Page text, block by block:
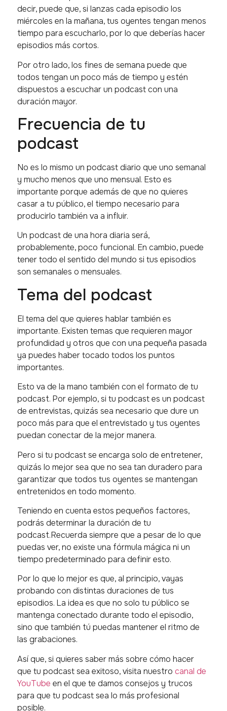
decir, puede que, si lanzas cada episodio los
miércoles en la mañana, tus oyentes tengan menos
tiempo para escucharlo, por lo que deberías hacer
episodios más cortos.
Por otro lado, los fines de semana puede que
todos tengan un poco más de tiempo y estén
dispuestos a escuchar un podcast con una
duración mayor.
Frecuencia de tu
podcast
No es lo mismo un podcast diario que uno semanal
y mucho menos que uno mensual. Esto es
importante porque además de que no quieres
casar a tu público, el tiempo necesario para
producirlo también va a influir.
Un podcast de una hora diaria será,
probablemente, poco funcional. En cambio, puede
tener todo el sentido del mundo si tus episodios
son semanales o mensuales.
Tema del podcast
El tema del que quieres hablar también es
importante. Existen temas que requieren mayor
profundidad y otros que con una pequeña pasada
ya puedes haber tocado todos los puntos
importantes.
Esto va de la mano también con el formato de tu
podcast. Por ejemplo, si tu podcast es un podcast
de entrevistas, quizás sea necesario que dure un
poco más para que el entrevistado y tus oyentes
puedan conectar de la mejor manera.
Pero si tu podcast se encarga solo de entretener,
quizás lo mejor sea que no sea tan duradero para
garantizar que todos tus oyentes se mantengan
entretenidos en todo momento.
Teniendo en cuenta estos pequeños factores,
podrás determinar la duración de tu
podcast.Recuerda siempre que a pesar de lo que
puedas ver, no existe una fórmula mágica ni un
tiempo predeterminado para definir esto.
Por lo que lo mejor es que, al principio, vayas
probando con distintas duraciones de tus
episodios. La idea es que no solo tu público se
mantenga conectado durante todo el episodio,
sino que también tú puedas mantener el ritmo de
las grabaciones.
Así que, si quieres saber más sobre cómo hacer
que tu podcast sea exitoso, visita nuestrocanal de
YouTube en el que te damos consejos y trucos
para que tu podcast sea lo más profesional
posible.